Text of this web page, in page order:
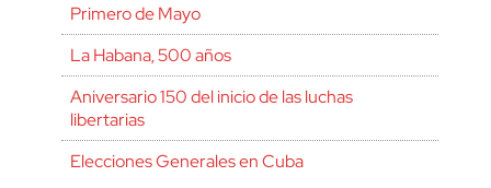
Primero de Mayo
La Habana, 500 años
Aniversario 150 del inicio de las luchas
libertarias
Elecciones Generales en Cuba